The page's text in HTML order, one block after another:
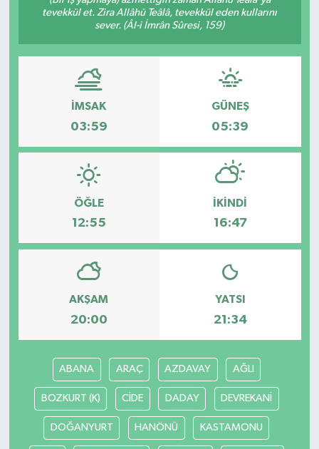
tevekkül et. Zira Allâhü Teâlâ, tevekkül eden kullarını
sever. (Âl-i İmrân Sûresi, 159)
İMSAK
03:59
GÜNEŞ
05:39
ÖĞLE
12:55
İKINDI
16:47
AKŞAM
20:00
YATSI
21:34
ABANA ARAÇ AZDAVAY AĞLI
BOZKURT (K) CİDE DADAY DEVREKANİ
DOĞANYURT HANÖNÜ KASTAMONU
BÖLGE
KEŞFET
POPÜLER
DÜNYA
TREND
MEDYA
OTOMOTİV
YAŞAM
KÜLTÜR SANAT